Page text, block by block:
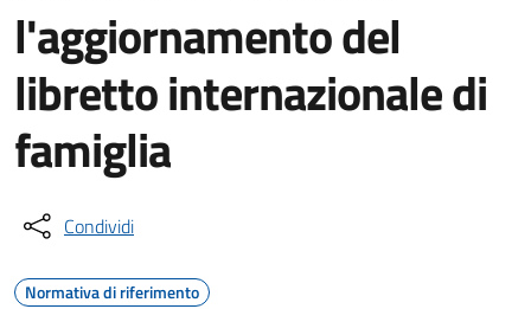
l'aggiornamento del
libretto internazionale di
famiglia
Condividi
Normativa di riferimento